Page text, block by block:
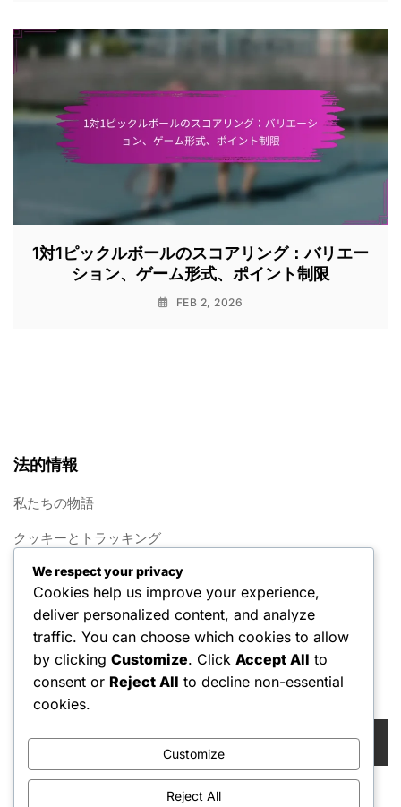
1対1ピックルボールのスコアリング：バリエー
ション、ゲーム形式、ポイント制限
FEB 2, 2026
法的情報
私たちの物語
クッキーとトラッキング
連絡先
プライバシーポリシー
利用規約
検索
We respect your privacy
Cookies help us improve your experience,
deliver personalized content, and analyze
traffic. You can choose which cookies to allow
by clicking Customize. Click Accept All to
consent or Reject All to decline non-essential
cookies.
Customize
Reject All